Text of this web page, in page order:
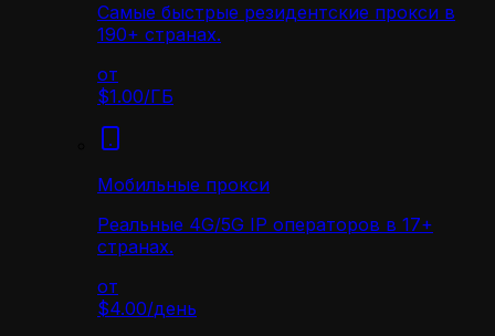
Самые быстрые резидентские прокси в
190+ странах.
от
$1.00/ГБ
Мобильные прокси
Реальные 4G/5G IP операторов в 17+
странах.
от
$4.00/день